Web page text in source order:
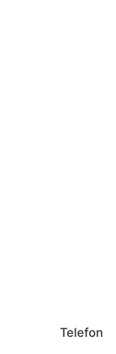
Telefon